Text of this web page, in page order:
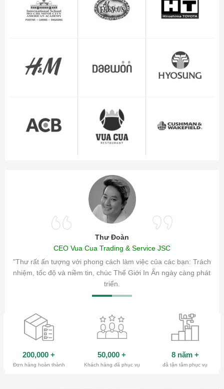
Thư Đoàn
CEO Vua Cua Trading & Service JSC
"Thư rất ấn tượng với phong cách làm việc của các bạn: Trách
nhiệm, tốc độ và niềm tin, chúc Thế Giới In Ấn ngày càng phát
triển.
sóc
200,000 +
Đơn hàng hoàn thành
50,000 +
Khách hàng đã phục vụ
8 năm +
đã tận tâm phục vụ